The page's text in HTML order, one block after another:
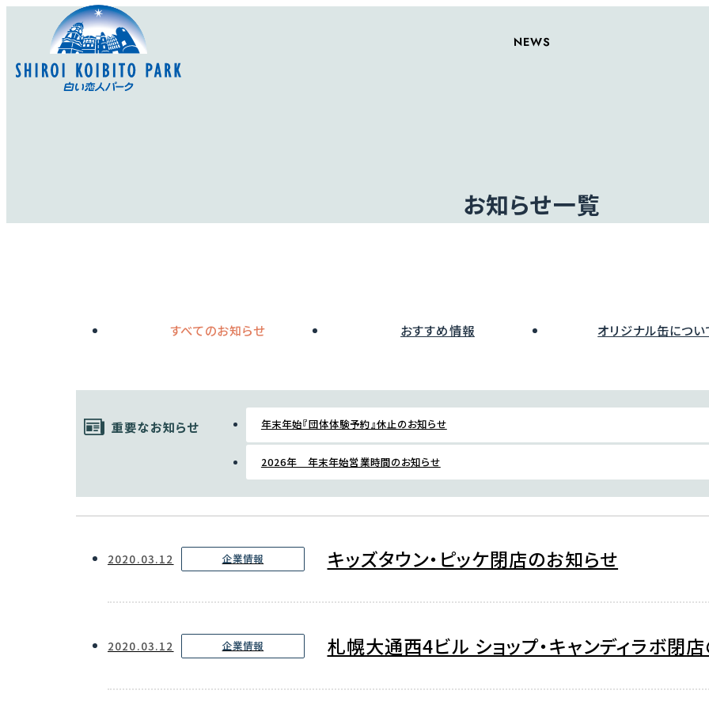
NEWS
お知らせ一覧
すべてのお知らせ おすすめ情報 オリジナル缶につい
重要なお知らせ 年末年始『団体体験予約』休止のお知らせ
2026年 年末年始営業時間のお知らせ
2020.03.12 企業情報 キッズタウン・ピッケ閉店のお知らせ
2020.03.12 企業情報 札幌大通西4ビル ショップ・キャンディラボ閉